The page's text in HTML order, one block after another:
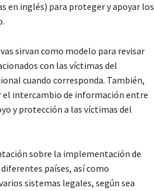
en inglés) para proteger y apoyar los
sirvan como modelo para revisar
con las víctimas del
cuando corresponda. También,
el intercambio de información entre
y protección a las víctimas del
sobre la implementación de
países, así como
sistemas legales, según sea